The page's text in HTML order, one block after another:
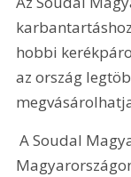
hobbi
az ország
A Soudal Magyarország Kft. 1999. óta működik